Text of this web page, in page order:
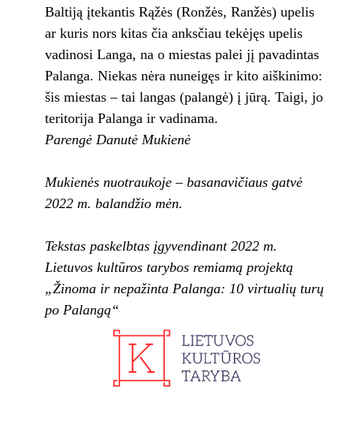
Baltiją įtekantis Rąžės (Ronžės, Ranžės) upelis
ar kuris nors kitas čia anksčiau tekėjęs upelis
vadinosi Langa, na o miestas palei jį pavadintas
Palanga. Niekas nėra nuneigęs ir kito aiškinimo:
šis miestas – tai langas (palangė) į jūrą. Taigi, jo
teritorija Palanga ir vadinama.
Parengė Danutė Mukienė
Mukienės nuotraukoje – basanavičiaus gatvė
2022 m. balandžio mėn.
Tekstas paskelbtas įgyvendinant 2022 m.
Lietuvos kultūros tarybos remiamą projektą
„Žinoma ir nepažinta Palanga: 10 virtualių turų
po Palangą“